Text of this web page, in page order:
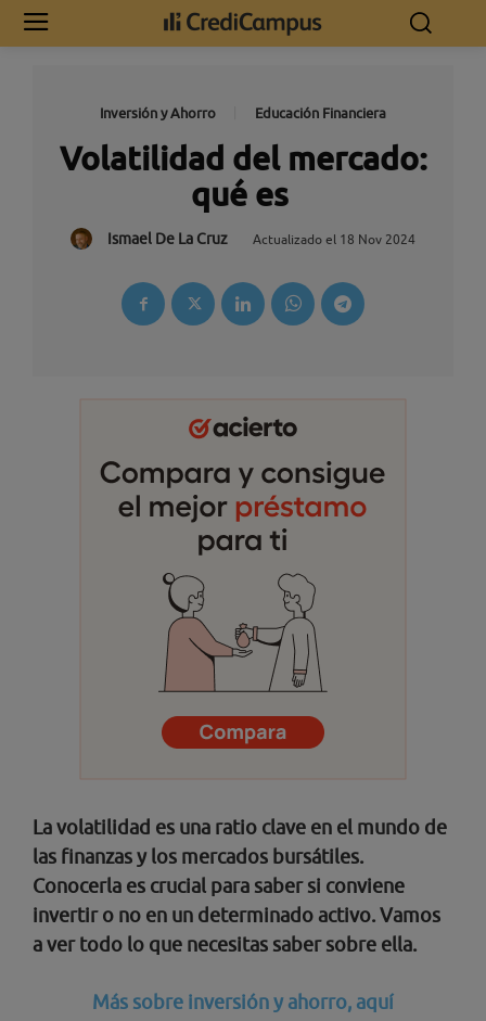
Inversión y Ahorro Educación Financiera
Volatilidad del mercado:
qué es
Ismael De La Cruz Actualizado el 18 Nov 2024
La volatilidad es una ratio clave en el mundo de
las finanzas y los mercados bursátiles.
Conocerla es crucial para saber si conviene
invertir o no en un determinado activo. Vamos
a ver todo lo que necesitas saber sobre ella.
Más sobre inversión y ahorro, aquí